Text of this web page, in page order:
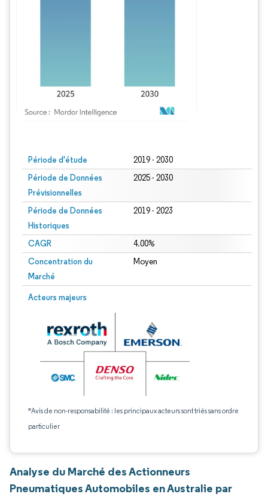
Période d'étude 2019 - 2030
Période de Données
Prévisionnelles
2025 - 2030
Période de Données
Historiques
2019 - 2023
CAGR 4.00%
Concentration du
Marché
Moyen
Acteurs majeurs
*Avis de non-responsabilité : les principaux acteurs sont triés sans ordre
particulier
Analyse du Marché des Actionneurs
Pneumatiques Automobiles en Australie par